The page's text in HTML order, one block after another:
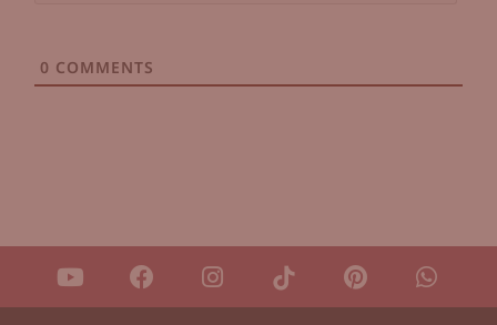
0 COMMENTS